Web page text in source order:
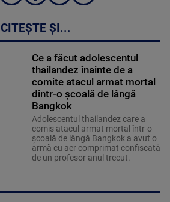
CITEȘTE ȘI...
Ce a făcut adolescentul
thailandez înainte de a
comite atacul armat mortal
dintr-o școală de lângă
Bangkok
Adolescentul thailandez care a
comis atacul armat mortal într-o
şcoală de lângă Bangkok a avut o
armă cu aer comprimat confiscată
de un profesor anul trecut.